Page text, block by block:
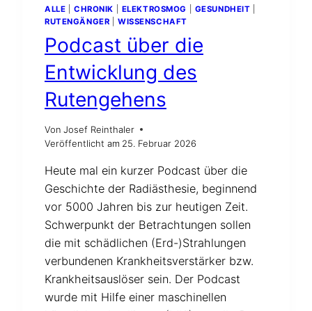
ALLE CHRONIK ELEKTROSMOG GESUNDHEIT
RUTENGÄNGER
WISSENSCHAFT
Podcast über die
Entwicklung des
Rutengehens
Von Josef Reinthaler
Veröffentlicht am 25. Februar 2026
Heute mal ein kurzer Podcast über die
Geschichte der Radiästhesie, beginnend
vor 5000 Jahren bis zur heutigen Zeit.
Schwerpunkt der Betrachtungen sollen
die mit schädlichen (Erd-)Strahlungen
verbundenen Krankheitsverstärker bzw.
Krankheitsauslöser sein. Der Podcast
wurde mit Hilfe einer maschinellen